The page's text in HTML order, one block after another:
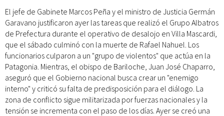
El jefe de Gabinete Marcos Peña y el ministro de Justicia Germán
Garavano justificaron ayer las tareas que realizó el Grupo Albatros
de Prefectura durante el operativo de desalojo en Villa Mascardi,
que el sábado culminó con la muerte de Rafael Nahuel. Los
funcionarios culparon a un "grupo de violentos" que actúa en la
Patagonia. Mientras, el obispo de Bariloche, Juan José Chaparro,
aseguró que el Gobierno nacional busca crear un "enemigo
interno" y criticó su falta de predisposición para el diálogo. La
zona de conflicto sigue militarizada por fuerzas nacionales y la
tensión se incrementa con el paso de los días. Ayer se creó una